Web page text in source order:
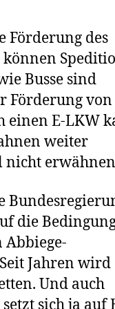
Förderung des
Busse sind
Förderung
einen E-LKW
weiter
nicht
die
Abbiege-
Jahren
Und auch
sich ja auf